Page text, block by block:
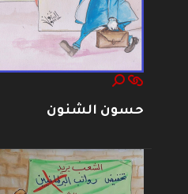
حسون الشنون